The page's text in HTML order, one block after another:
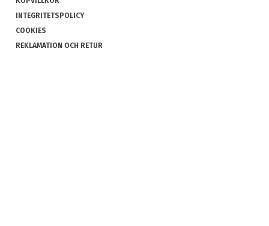
INTEGRITETSPOLICY
COOKIES
REKLAMATION OCH RETUR